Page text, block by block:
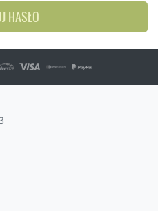
HASŁO